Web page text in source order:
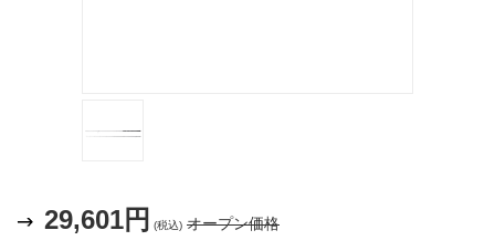
29,601円 (税込) オープン価格